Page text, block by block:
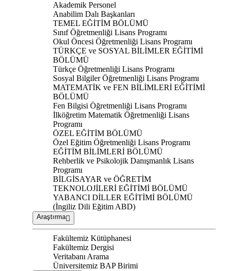
Akademik Personel
Anabilim Dalı Başkanları
TEMEL EĞİTİM BÖLÜMÜ
Sınıf Öğretmenliği Lisans Programı
Okul Öncesi Öğretmenliği Lisans Programı
TÜRKÇE ve SOSYAL BİLİMLER EĞİTİMİ
BÖLÜMÜ
Türkçe Öğretmenliği Lisans Programı
Sosyal Bilgiler Öğretmenliği Lisans Programı
MATEMATİK ve FEN BİLİMLERİ EĞİTİMİ
BÖLÜMÜ
Fen Bilgisi Öğretmenliği Lisans Programı
İlköğretim Matematik Öğretmenliği Lisans
Programı
ÖZEL EĞİTİM BÖLÜMÜ
Özel Eğitim Öğretmenliği Lisans Programı
EĞİTİM BİLİMLERİ BÖLÜMÜ
Rehberlik ve Psikolojik Danışmanlık Lisans
Programı
BİLGİSAYAR ve ÖĞRETİM
TEKNOLOJİLERİ EĞİTİMİ BÖLÜMÜ
YABANCI DİLLER EĞİTİMİ BÖLÜMÜ
(İngiliz Dili Eğitim ABD)
Araştırma
Fakültemiz Kütüphanesi
Fakültemiz Dergisi
Veritabanı Arama
Üniversitemiz BAP Birimi